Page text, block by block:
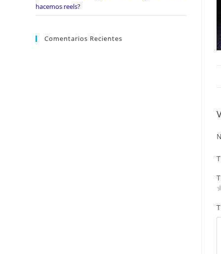
hacemos reels?
Comentarios Recientes